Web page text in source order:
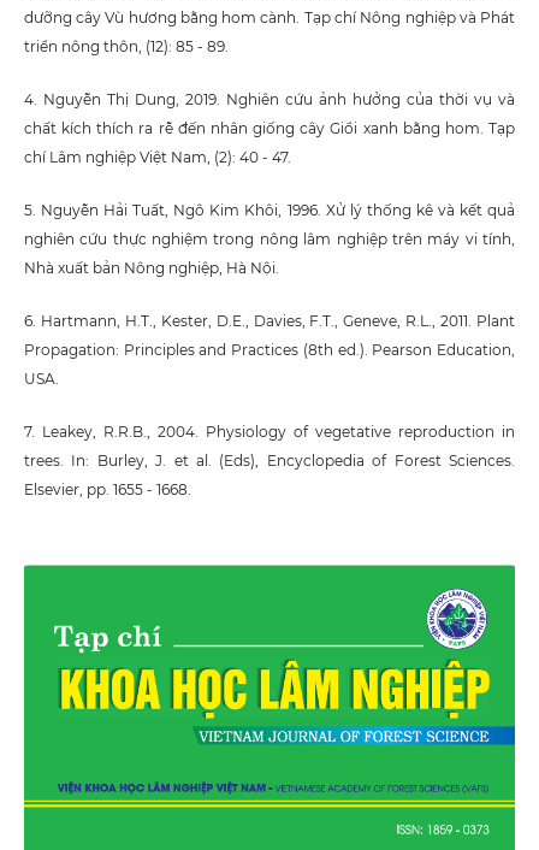
dưỡng cây Vù hương bằng hom cành. Tạp chí Nông nghiệp và Phát
triển nông thôn, (12): 85 - 89.
4. Nguyễn Thị Dung, 2019. Nghiên cứu ảnh hưởng của thời vụ và
chất kích thích ra rễ đến nhân giống cây Giổi xanh bằng hom. Tạp
chí Lâm nghiệp Việt Nam, (2): 40 - 47.
5. Nguyễn Hải Tuất, Ngô Kim Khôi, 1996. Xử lý thống kê và kết quả
nghiên cứu thực nghiệm trong nông lâm nghiệp trên máy vi tính,
Nhà xuất bản Nông nghiệp, Hà Nội.
6. Hartmann, H.T., Kester, D.E., Davies, F.T., Geneve, R.L., 2011. Plant
Propagation: Principles and Practices (8th ed.). Pearson Education,
USA.
7. Leakey, R.R.B., 2004. Physiology of vegetative reproduction in
trees. In: Burley, J. et al. (Eds), Encyclopedia of Forest Sciences.
Elsevier, pp. 1655 - 1668.